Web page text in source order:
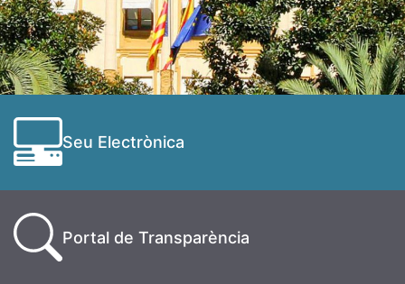
Seu Electrònica
Portal de Transparència